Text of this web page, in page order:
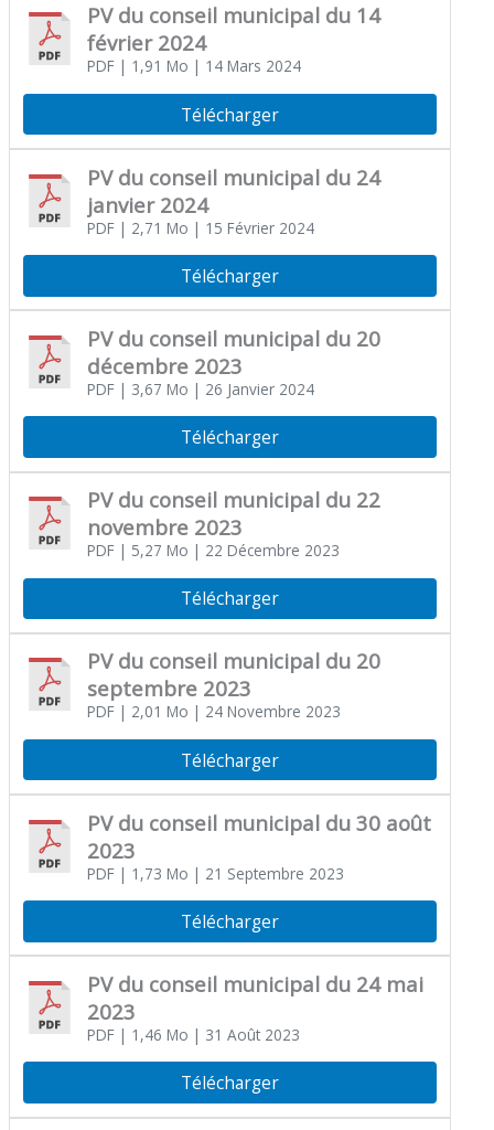
PV du conseil municipal du 14
février 2024
PDF| 1,91 Mo | 14 Mars 2024
Télécharger
PV du conseil municipal du 24
janvier 2024
PDF| 2,71 Mo | 15 Février 2024
Télécharger
PV du conseil municipal du 20
décembre 2023
PDF| 3,67 Mo | 26 Janvier 2024
Télécharger
PV du conseil municipal du 22
novembre 2023
PDF| 5,27 Mo | 22 Décembre 2023
Télécharger
PV du conseil municipal du 20
septembre 2023
PDF| 2,01 Mo | 24 Novembre 2023
Télécharger
PV du conseil municipal du 30 août
2023
PDF| 1,73 Mo | 21 Septembre 2023
Télécharger
PV du conseil municipal du 24 mai
2023
PDF| 1,46 Mo | 31 Août 2023
Télécharger